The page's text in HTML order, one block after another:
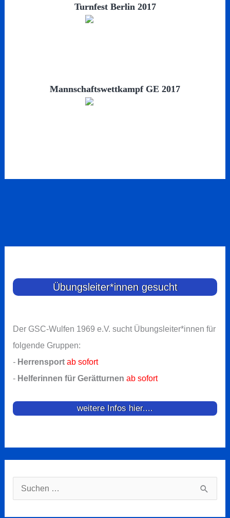
Turnfest Berlin 2017
Mannschaftswettkampf GE 2017
Übungsleiter*innen gesucht
Der GSC-Wulfen 1969 e.V. sucht Übungsleiter*innen für
folgende Gruppen:
- Herrensportab sofort
- Helferinnen für Gerätturnen ab sofort
weitere Infos hier....
Suchen
nach: